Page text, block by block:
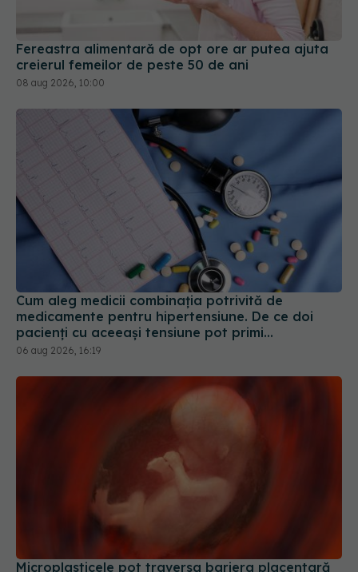
Fereastra alimentară de opt ore ar putea ajuta
creierul femeilor de peste 50 de ani
08 aug 2026, 10:00
Cum aleg medicii combinația potrivită de
medicamente pentru hipertensiune. De ce doi
pacienți cu aceeași tensiune pot primi
tratamente diferite
06 aug 2026, 16:19
Microplasticele pot traversa bariera placentară